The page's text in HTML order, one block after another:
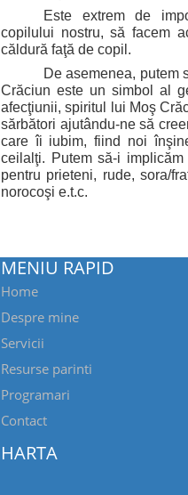
Este extrem de
copilului nostru, să facem
căldură faţă de copil.
De asemenea, putem
Crăciun este un simbol al
afecţiunii, spiritul lui Moş
sărbători ajutându-ne să
care îi iubim, fiind noi
ceilalţi. Putem să-i
pentru prieteni, rude, sora/
norocoşi e.t.c.
MENIU RAPID
Home
Despre mine
Servicii
Resurse parinti
Programari
Contact
HARTA